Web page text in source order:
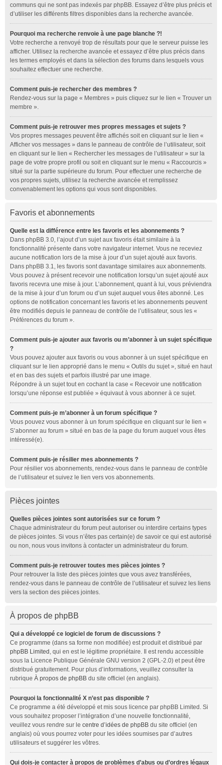
communs qui ne sont pas indexés par phpBB. Essayez d’être plus précis et
d’utiliser les différents filtres disponibles dans la recherche avancée.
Pourquoi ma recherche renvoie à une page blanche ?!
Votre recherche a renvoyé trop de résultats pour que le serveur puisse les
afficher. Utilisez la recherche avancée et essayez d’être plus précis dans
les termes employés et dans la sélection des forums dans lesquels vous
souhaitez effectuer une recherche.
Comment puis-je rechercher des membres ?
Rendez-vous sur la page « Membres » puis cliquez sur le lien « Trouver un
membre ».
Comment puis-je retrouver mes propres messages et sujets ?
Vos propres messages peuvent être affichés soit en cliquant sur le lien «
Afficher vos messages » dans le panneau de contrôle de l’utilisateur, soit
en cliquant sur le lien « Rechercher les messages de l’utilisateur » sur la
page de votre propre profil ou soit en cliquant sur le menu « Raccourcis »
situé sur la partie supérieure du forum. Pour effectuer une recherche de
vos propres sujets, utilisez la recherche avancée et remplissez
convenablement les options qui vous sont disponibles.
Favoris et abonnements
Quelle est la différence entre les favoris et les abonnements ?
Dans phpBB 3.0, l’ajout d’un sujet aux favoris était similaire à la
fonctionnalité présente dans votre navigateur internet. Vous ne receviez
aucune notification lors de la mise à jour d’un sujet ajouté aux favoris.
Dans phpBB 3.1, les favoris sont davantage similaires aux abonnements.
Vous pouvez à présent recevoir une notification lorsqu’un sujet ajouté aux
favoris recevra une mise à jour. L’abonnement, quant à lui, vous préviendra
de la mise à jour d’un forum ou d’un sujet auquel vous êtes abonné. Les
options de notification concernant les favoris et les abonnements peuvent
être modifiés depuis le panneau de contrôle de l’utilisateur, sous les «
Préférences du forum ».
Comment puis-je ajouter aux favoris ou m’abonner à un sujet spécifique
?
Vous pouvez ajouter aux favoris ou vous abonner à un sujet spécifique en
cliquant sur le lien approprié dans le menu « Outils du sujet », situé en haut
et en bas des sujets et parfois illustré par une image.
Répondre à un sujet tout en cochant la case « Recevoir une notification
lorsqu’une réponse est publiée » équivaut à vous abonner à ce sujet.
Comment puis-je m’abonner à un forum spécifique ?
Vous pouvez vous abonner à un forum spécifique en cliquant sur le lien «
S’abonner au forum » situé en bas de la page du forum auquel vous êtes
intéressé(e).
Comment puis-je résilier mes abonnements ?
Pour résilier vos abonnements, rendez-vous dans le panneau de contrôle
de l’utilisateur et suivez le lien vers vos abonnements.
Pièces jointes
Quelles pièces jointes sont autorisées sur ce forum ?
Chaque administrateur du forum peut autoriser ou interdire certains types
de pièces jointes. Si vous n’êtes pas certain(e) de savoir ce qui est autorisé
ou non, nous vous invitons à contacter un administrateur du forum.
Comment puis-je retrouver toutes mes pièces jointes ?
Pour retrouver la liste des pièces jointes que vous avez transférées,
rendez-vous dans le panneau de contrôle de l’utilisateur et suivez les liens
vers la section des pièces jointes.
À propos de phpBB
Qui a développé ce logiciel de forum de discussions ?
Ce programme (dans sa forme non modifiée) est produit et distribué par
phpBB Limited , qui en est le légitime propriétaire. Il est rendu accessible
sous la Licence Publique Générale GNU version 2 (GPL-2.0) et peut être
distribué gratuitement. Pour plus d’informations, veuillez consulter la
rubrique À propos de phpBB du site officiel (en anglais).
Pourquoi la fonctionnalité X n’est pas disponible ?
Ce programme a été développé et mis sous licence par phpBB Limited. Si
vous souhaitez proposer l’intégration d’une nouvelle fonctionnalité,
veuillez vous rendre sur le centre d’idées de phpBB du site officiel (en
anglais) où vous pourrez voter pour les idées soumises par d’autres
utilisateurs et suggérer les vôtres.
Qui dois-je contacter à propos de problèmes d’abus ou d’ordres légaux